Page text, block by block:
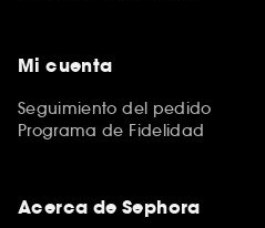
Mi cuenta
Seguimiento del pedido
Programa de Fidelidad
Acerca de Sephora